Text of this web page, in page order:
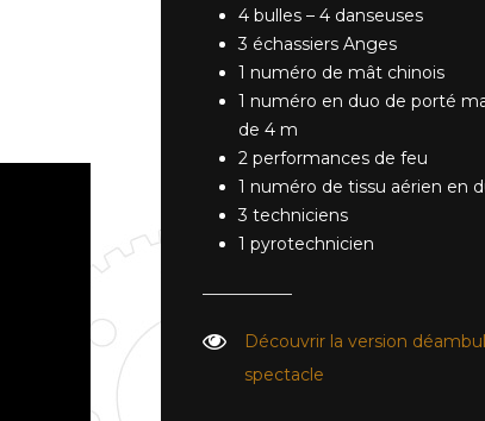
4 bulles – 4 danseuses
3 échassiers Anges
1 numéro de mât chinois
1 numéro en duo de porté
de 4 m
2 performances de feu
1 numéro de tissu aérien en
3 techniciens
1 pyrotechnicien
Découvrir la version
spectacle